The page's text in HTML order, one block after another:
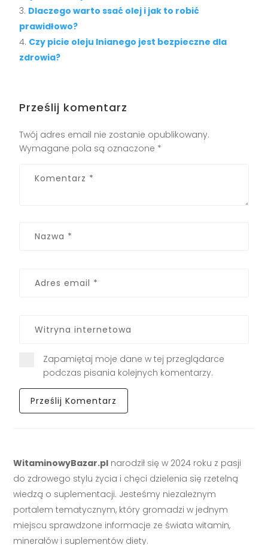
Dlaczego warto ssać olej i jak to robić
prawidłowo?
Czy picie oleju lnianego jest bezpieczne dla
zdrowia?
Prześlij komentarz
Twój adres email nie zostanie opublikowany.
Wymagane pola są oznaczone *
Zapamiętaj moje dane w tej przeglądarce
podczas pisania kolejnych komentarzy.
WitaminowyBazar.pl narodził się w 2024 roku z pasji
do zdrowego stylu życia i chęci dzielenia się rzetelną
wiedzą o suplementacji. Jesteśmy niezależnym
portalem tematycznym, który gromadzi w jednym
miejscu sprawdzone informacje ze świata witamin,
minerałów i suplementów diety.